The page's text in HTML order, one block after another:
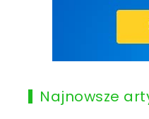
Najnowsze